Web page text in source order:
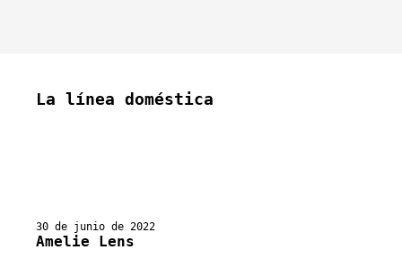
La línea doméstica
30 de junio de 2022
Amelie Lens